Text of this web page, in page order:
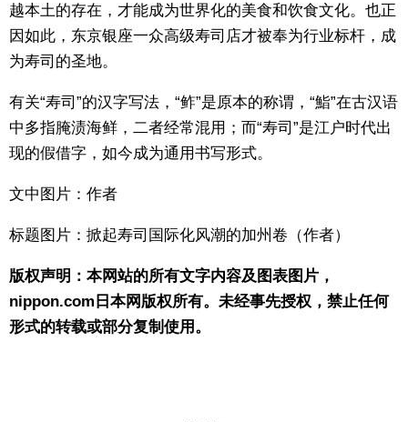
越本土的存在，才能成为世界化的美食和饮食文化。也正
因如此，东京银座一众高级寿司店才被奉为行业标杆，成
为寿司的圣地。
有关“寿司”的汉字写法，“鲊”是原本的称谓，“鮨”在古汉语
中多指腌渍海鲜，二者经常混用；而“寿司”是江户时代出
现的假借字，如今成为通用书写形式。
文中图片：作者
标题图片：掀起寿司国际化风潮的加州卷（作者）
版权声明：本网站的所有文字内容及图表图片，
nippon.com日本网版权所有。未经事先授权，禁止任何
形式的转载或部分复制使用。